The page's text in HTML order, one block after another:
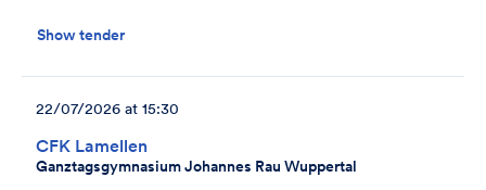
Show tender
CFK Lamellen
Ganztagsgymnasium Johannes Rau Wuppertal
22/07/2026 at 15:30